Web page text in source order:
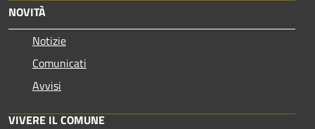
NOVITÀ
Notizie
Comunicati
Avvisi
VIVERE IL COMUNE